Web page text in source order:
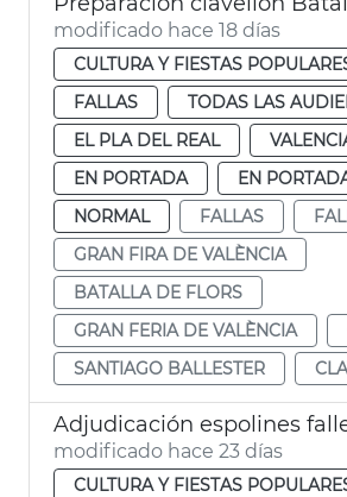
modificado hace 18 días
CULTURA Y FIESTAS
FALLAS
TODAS LAS
EL PLA DEL REAL
EN PORTADA
EN
NORMAL
FALLAS
GRAN FIRA DE VALÈNCIA
BATALLA DE FLORS
GRAN FERIA DE VALÈNCIA
SANTIAGO BALLESTER
modificado hace 23 días
CULTURA Y FIESTAS